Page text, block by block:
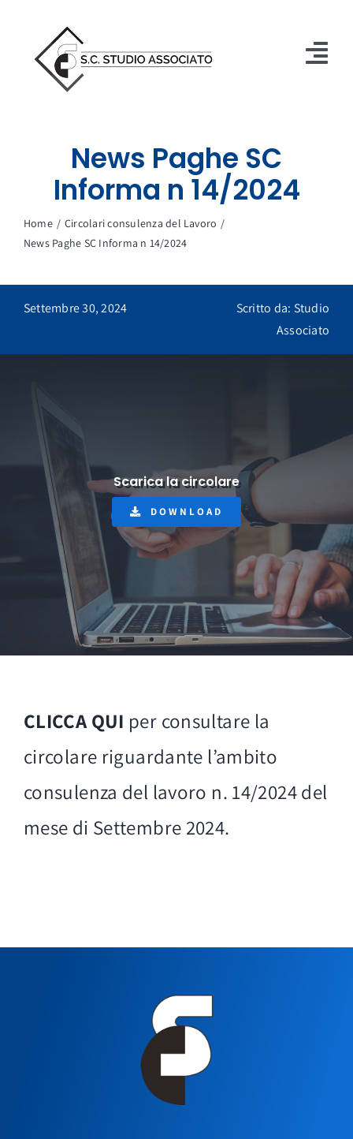
contenuto
Immobiliare
ASSISTENZA
News Paghe SC
Informa n 14/2024
Home
Circolari consulenza del Lavoro
News Paghe SC Informa n 14/2024
Settembre 30, 2024
Scritto da: Studio
Associato
Scarica la circolare
DOWNLOAD
CLICCA QUI per consultare la
circolare riguardante l’ambito
consulenza del lavoro n. 14/2024 del
mese di Settembre 2024.